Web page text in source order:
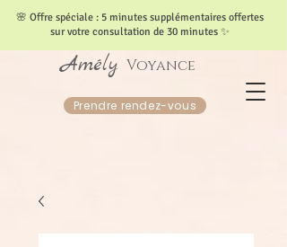
Amély Voyance
Prendre rendez-vous
​🌸 Offre spéciale : 5 minutes supplémentaires offertes
sur votre consultation de 30 minutes ✨